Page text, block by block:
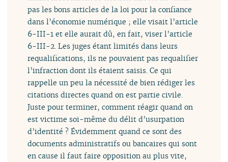
pas les bons articles de la loi pour la confiance
dans l’économie numérique ; elle visait l’article
6-III-1 et elle aurait dû, en fait, viser l’article
6-III-2. Les juges étant limités dans leurs
requalifications, ils ne pouvaient pas requalifier
l’infraction dont ils étaient saisis. Ce qui
rappelle un peu la nécessité de bien rédiger les
citations directes quand on est partie civile.
Juste pour terminer, comment réagir quand on
est victime soi-même du délit d’usurpation
d’identité ? Évidemment quand ce sont des
documents administratifs ou bancaires qui sont
en cause il faut faire opposition au plus vite,